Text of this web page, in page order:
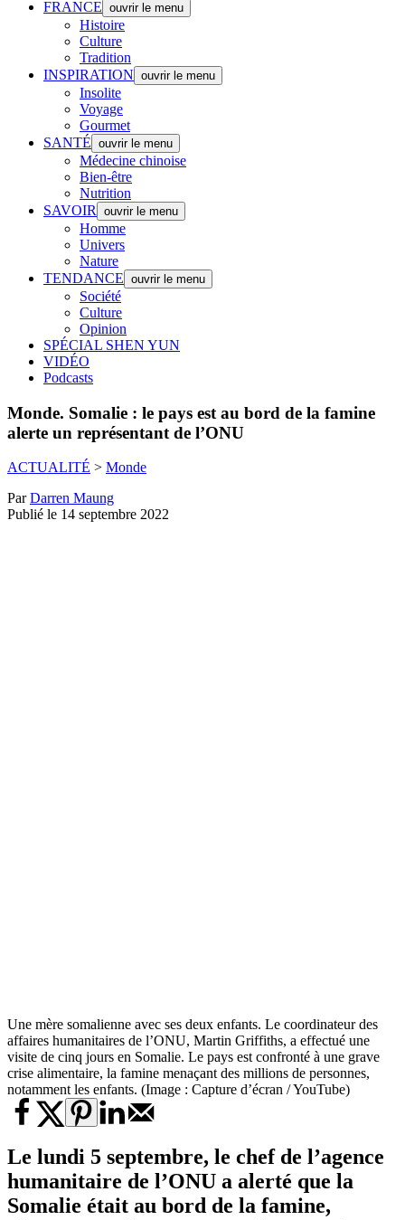
FRANCE ouvrir le menu
Histoire
Culture
Tradition
INSPIRATION ouvrir le menu
Insolite
Voyage
Gourmet
SANTÉ ouvrir le menu
Médecine chinoise
Bien-être
Nutrition
SAVOIR
ouvrir le menu
Homme
Univers
Nature
TENDANCE ouvrir le menu
Société
Culture
Opinion
SPÉCIAL SHEN YUN
VIDÉO
Podcasts
Monde. Somalie : le pays est au bord de la famine
alerte un représentant de l’ONU
ACTUALITÉ > Monde
ParDarren Maung
Publié le 14 septembre 2022
Une mère somalienne avec ses deux enfants. Le coordinateur des
affaires humanitaires de l’ONU, Martin Griffiths, a effectué une
visite de cinq jours en Somalie. Le pays est confronté à une grave
crise alimentaire, la famine menaçant des millions de personnes,
notamment les enfants. (Image : Capture d’écran / YouTube)
Le lundi 5 septembre, le chef de l’agence
humanitaire de l’ONU a alerté que la
Somalie était au bord de la famine,